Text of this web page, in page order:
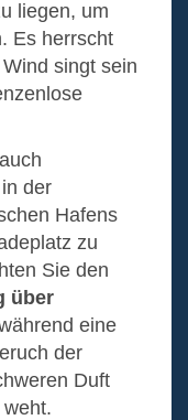
liegen, um
Es herrscht
singt sein
der
Hafens
zu
Sie den
über
eine
der
Duft